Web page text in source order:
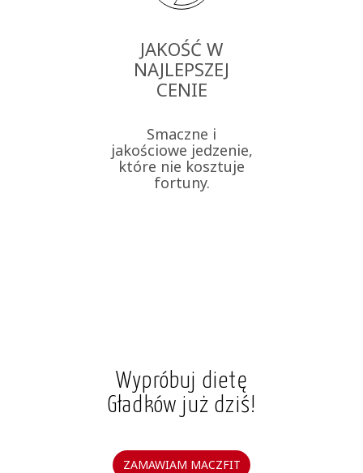
JAKOŚĆ W
NAJLEPSZEJ
CENIE
Smaczne i
jakościowe jedzenie,
które nie kosztuje
fortuny.
Wypróbuj dietę
Gładków już dziś!
ZAMAWIAM MACZFIT